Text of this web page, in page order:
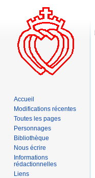
Accueil
Modifications récentes
Toutes les pages
Personnages
Bibliothèque
Nous écrire
Informations
rédactionnelles
Liens